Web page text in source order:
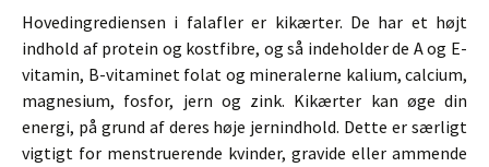
Hovedingrediensen i falafler er kikærter. De har et højt
indhold af protein og kostfibre, og så indeholder de A og E-
vitamin, B-vitaminet folat og mineralerne kalium, calcium,
magnesium, fosfor, jern og zink. Kikærter kan øge din
energi, på grund af deres høje jernindhold. Dette er særligt
vigtigt for menstruerende kvinder, gravide eller ammende